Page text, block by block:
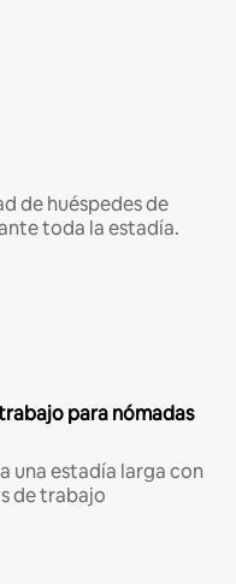
de huéspedes de
toda la estadía.
para nómadas
una estadía larga con
de trabajo